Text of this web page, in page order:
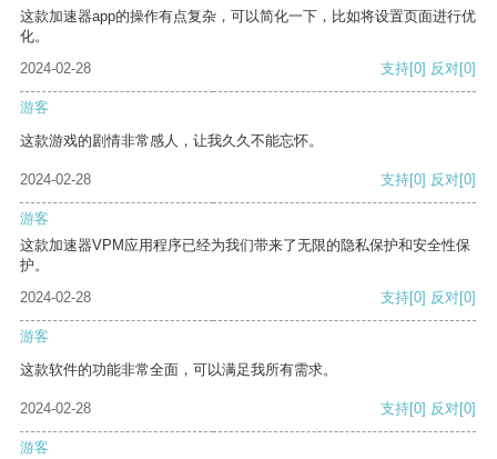
这款加速器app的操作有点复杂，可以简化一下，比如将设置页面进行优
化。
2024-02-28
支持[0] 反对[0]
游客
这款游戏的剧情非常感人，让我久久不能忘怀。
2024-02-28 支持[0] 反对[0]
游客
这款加速器VPM应用程序已经为我们带来了无限的隐私保护和安全性保
护。
2024-02-28
支持[0] 反对[0]
游客
这款软件的功能非常全面，可以满足我所有需求。
2024-02-28 支持[0] 反对[0]
游客